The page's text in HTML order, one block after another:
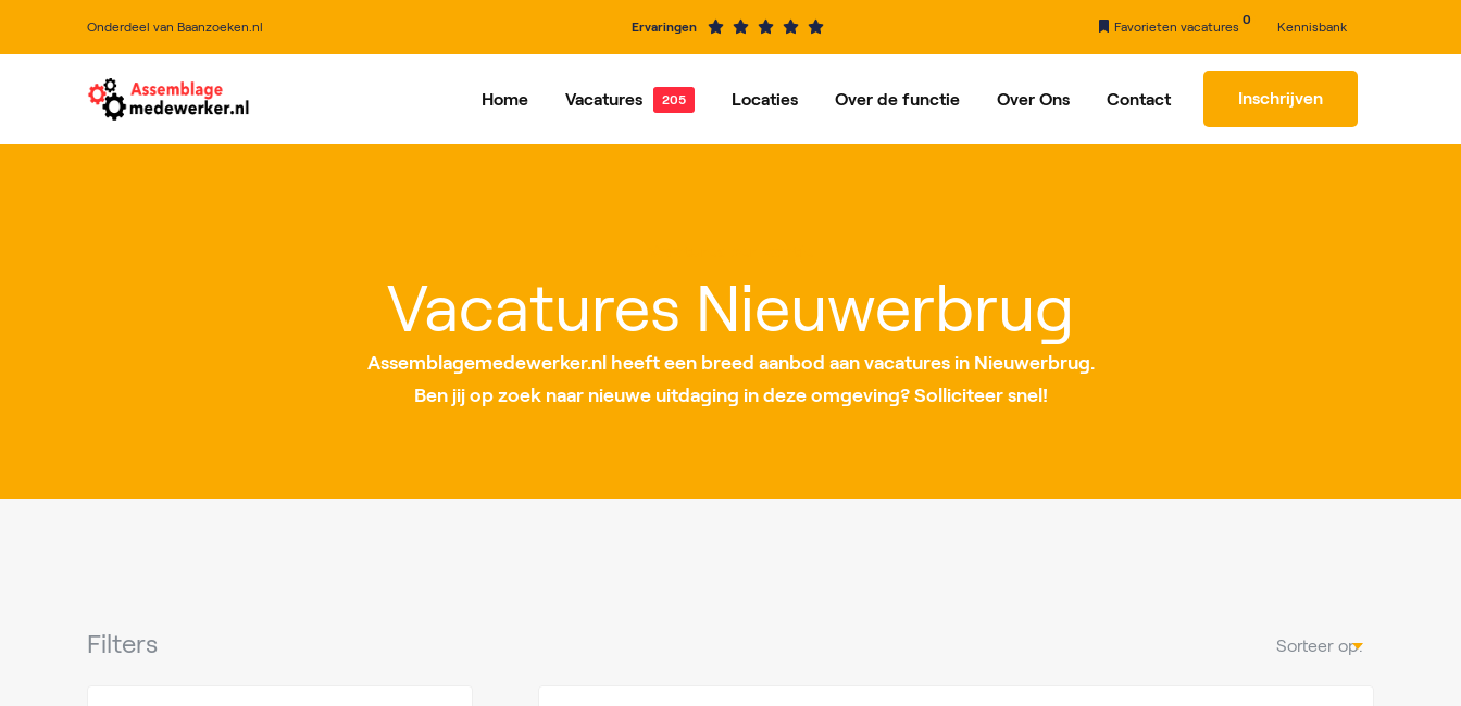
Onderdeel van Baanzoeken.nl Ervaringen Favorieten vacatures
0
Kennisbank
Home Vacatures Locaties
Roosendaal Nieuwegein
Over de functie Over Ons Contact Inschrijven
Vacatures Nieuwerbrug
Assemblagemedewerker.nl heeft een breed aanbod aan vacatures in Nieuwerbrug.
Ben jij op zoek naar nieuwe uitdaging in deze omgeving? Solliciteer snel!
Filters Sorteer op: